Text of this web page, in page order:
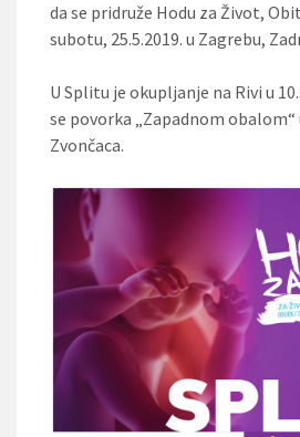
da se pridruže Hodu za Život,
subotu, 25.5.2019. u Zagrebu,
U Splitu je okupljanje na Rivi u
se povorka „Zapadnom
Zvončaca.